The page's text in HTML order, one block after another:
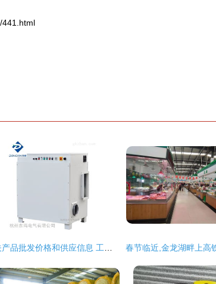
441.html